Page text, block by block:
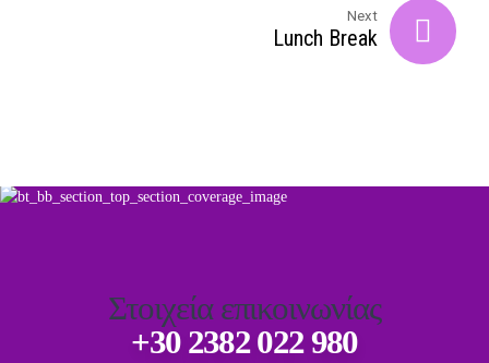
Next
Lunch Break
Στοιχεία επικοινωνίας
+30 2382 022 980